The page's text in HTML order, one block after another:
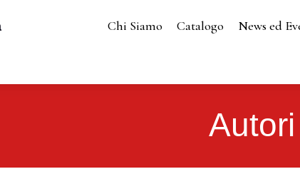
Chi Siamo Catalogo News ed
Autori